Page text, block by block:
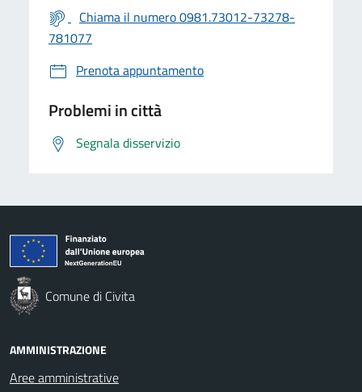
Chiama il numero 0981.73012-73278-
781077
Prenota appuntamento
Problemi in città
Segnala disservizio
Comune di Civita
AMMINISTRAZIONE
Aree amministrative